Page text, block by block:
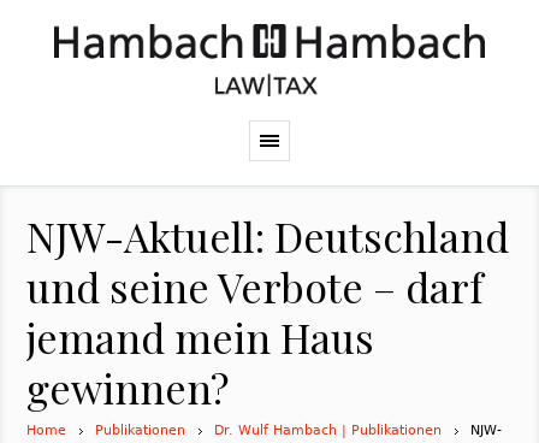
NJW-Aktuell: Deutschland
und seine Verbote – darf
jemand mein Haus
gewinnen?
Home Publikationen Dr. Wulf Hambach | Publikationen
NJW-